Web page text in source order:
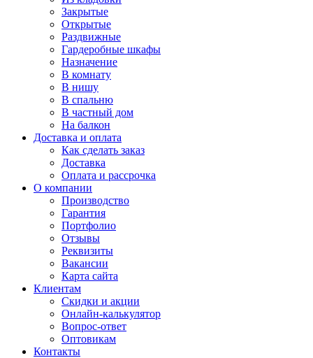
Закрытые
Открытые
Раздвижные
Гардеробные шкафы
Назначение
В комнату
В нишу
В спальню
В частный дом
На балкон
Доставка и оплата
Как сделать заказ
Доставка
Оплата и рассрочка
О компании
Производство
Гарантия
Портфолио
Отзывы
Реквизиты
Вакансии
Карта сайта
Клиентам
Скидки и акции
Онлайн-калькулятор
Вопрос-ответ
Оптовикам
Контакты